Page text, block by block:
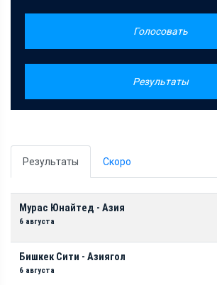
Голосовать
Результаты
Результаты Скоро
Мурас Юнайтед - Азия
6 августа
Бишкек Сити - Азиягол
6 августа